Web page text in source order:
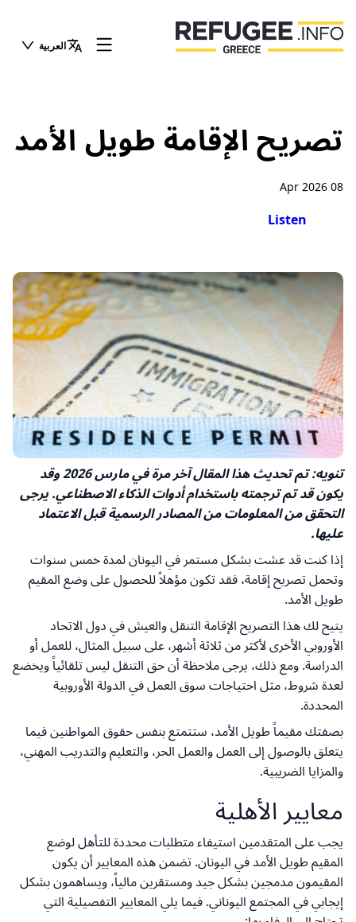
العربية
تصريح الإقامة طويل الأمد
08 Apr 2026
Listen
تنويه: تم تحديث هذا المقال آخر مرة في مارس 2026 وقد
يكون قد تم ترجمته باستخدام أدوات الذكاء الاصطناعي. يرجى
التحقق من المعلومات من المصادر الرسمية قبل الاعتماد
عليها.
إذا كنت قد عشت بشكل مستمر في اليونان لمدة خمس سنوات
وتحمل تصريح إقامة، فقد تكون مؤهلاً للحصول على وضع المقيم
طويل الأمد.
يتيح لك هذا التصريح الإقامة التنقل والعيش في دول الاتحاد
الأوروبي الأخرى لأكثر من ثلاثة أشهر، على سبيل المثال، للعمل أو
الدراسة. ومع ذلك، يرجى ملاحظة أن حق التنقل ليس تلقائياً ويخضع
لعدة شروط، مثل احتياجات سوق العمل في الدولة الأوروبية
المحددة.
بصفتك مقيماً طويل الأمد، ستتمتع بنفس حقوق المواطنين فيما
يتعلق بالوصول إلى العمل والعمل الحر، والتعليم والتدريب المهني،
والمزايا الضريبية.
معايير الأهلية
يجب على المتقدمين استيفاء متطلبات محددة للتأهل لوضع
المقيم طويل الأمد في اليونان. تضمن هذه المعايير أن يكون
المقيمون مدمجين بشكل جيد ومستقرين مالياً، ويساهمون بشكل
إيجابي في المجتمع اليوناني. فيما يلي المعايير التفصيلية التي